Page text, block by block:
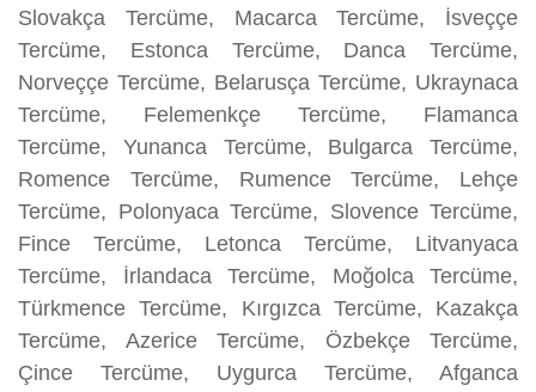
Slovakça Tercüme, Macarca Tercüme, İsveççe
Tercüme, Estonca Tercüme, Danca Tercüme,
Norveççe Tercüme, Belarusça Tercüme, Ukraynaca
Tercüme, Felemenkçe Tercüme, Flamanca
Tercüme, Yunanca Tercüme, Bulgarca Tercüme,
Romence Tercüme, Rumence Tercüme, Lehçe
Tercüme, Polonyaca Tercüme, Slovence Tercüme,
Fince Tercüme, Letonca Tercüme, Litvanyaca
Tercüme, İrlandaca Tercüme, Moğolca Tercüme,
Türkmence Tercüme, Kırgızca Tercüme, Kazakça
Tercüme, Azerice Tercüme, Özbekçe Tercüme,
Çince Tercüme, Uygurca Tercüme, Afganca